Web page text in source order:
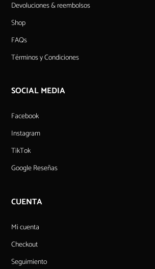
Devoluciones & reembolsos
Shop
FAQs
Términos y Condiciones
SOCIAL MEDIA
Facebook
Instagram
TikTok
Google Reseñas
CUENTA
Mi cuenta
Checkout
Seguimiento